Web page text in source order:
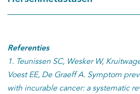
Referenties
1. Teunissen SC, Wesker W,
Voest EE, De Graeff A. Symptom
with incurable cancer: a systematic